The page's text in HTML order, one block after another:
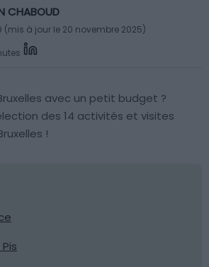
CHABOUD
(mis à jour le 20 novembre 2025)
avec un petit budget ?
des 14 activités et visites
!